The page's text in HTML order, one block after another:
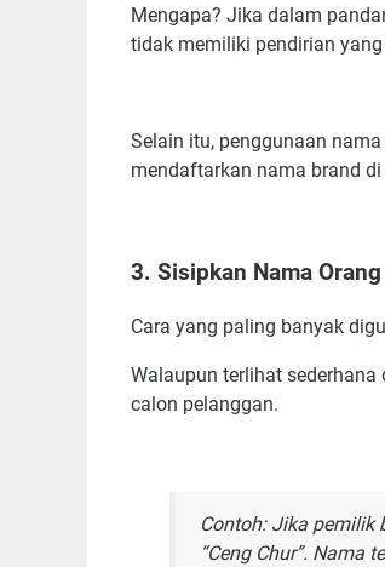
Mengapa? Jika dalam
tidak memiliki pendirian
Selain itu, penggunaan
mendaftarkan nama brand
3. Sisipkan Nama Orang
Cara yang paling banyak
Walaupun terlihat
calon pelanggan.
Contoh: Jika pemilik
“Ceng Chur”. Nama